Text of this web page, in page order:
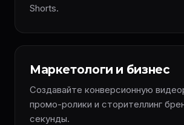
Shorts.
Маркетологи и бизнес
Создавайте конверсионную
промо-ролики и сторителлинг
секунды.